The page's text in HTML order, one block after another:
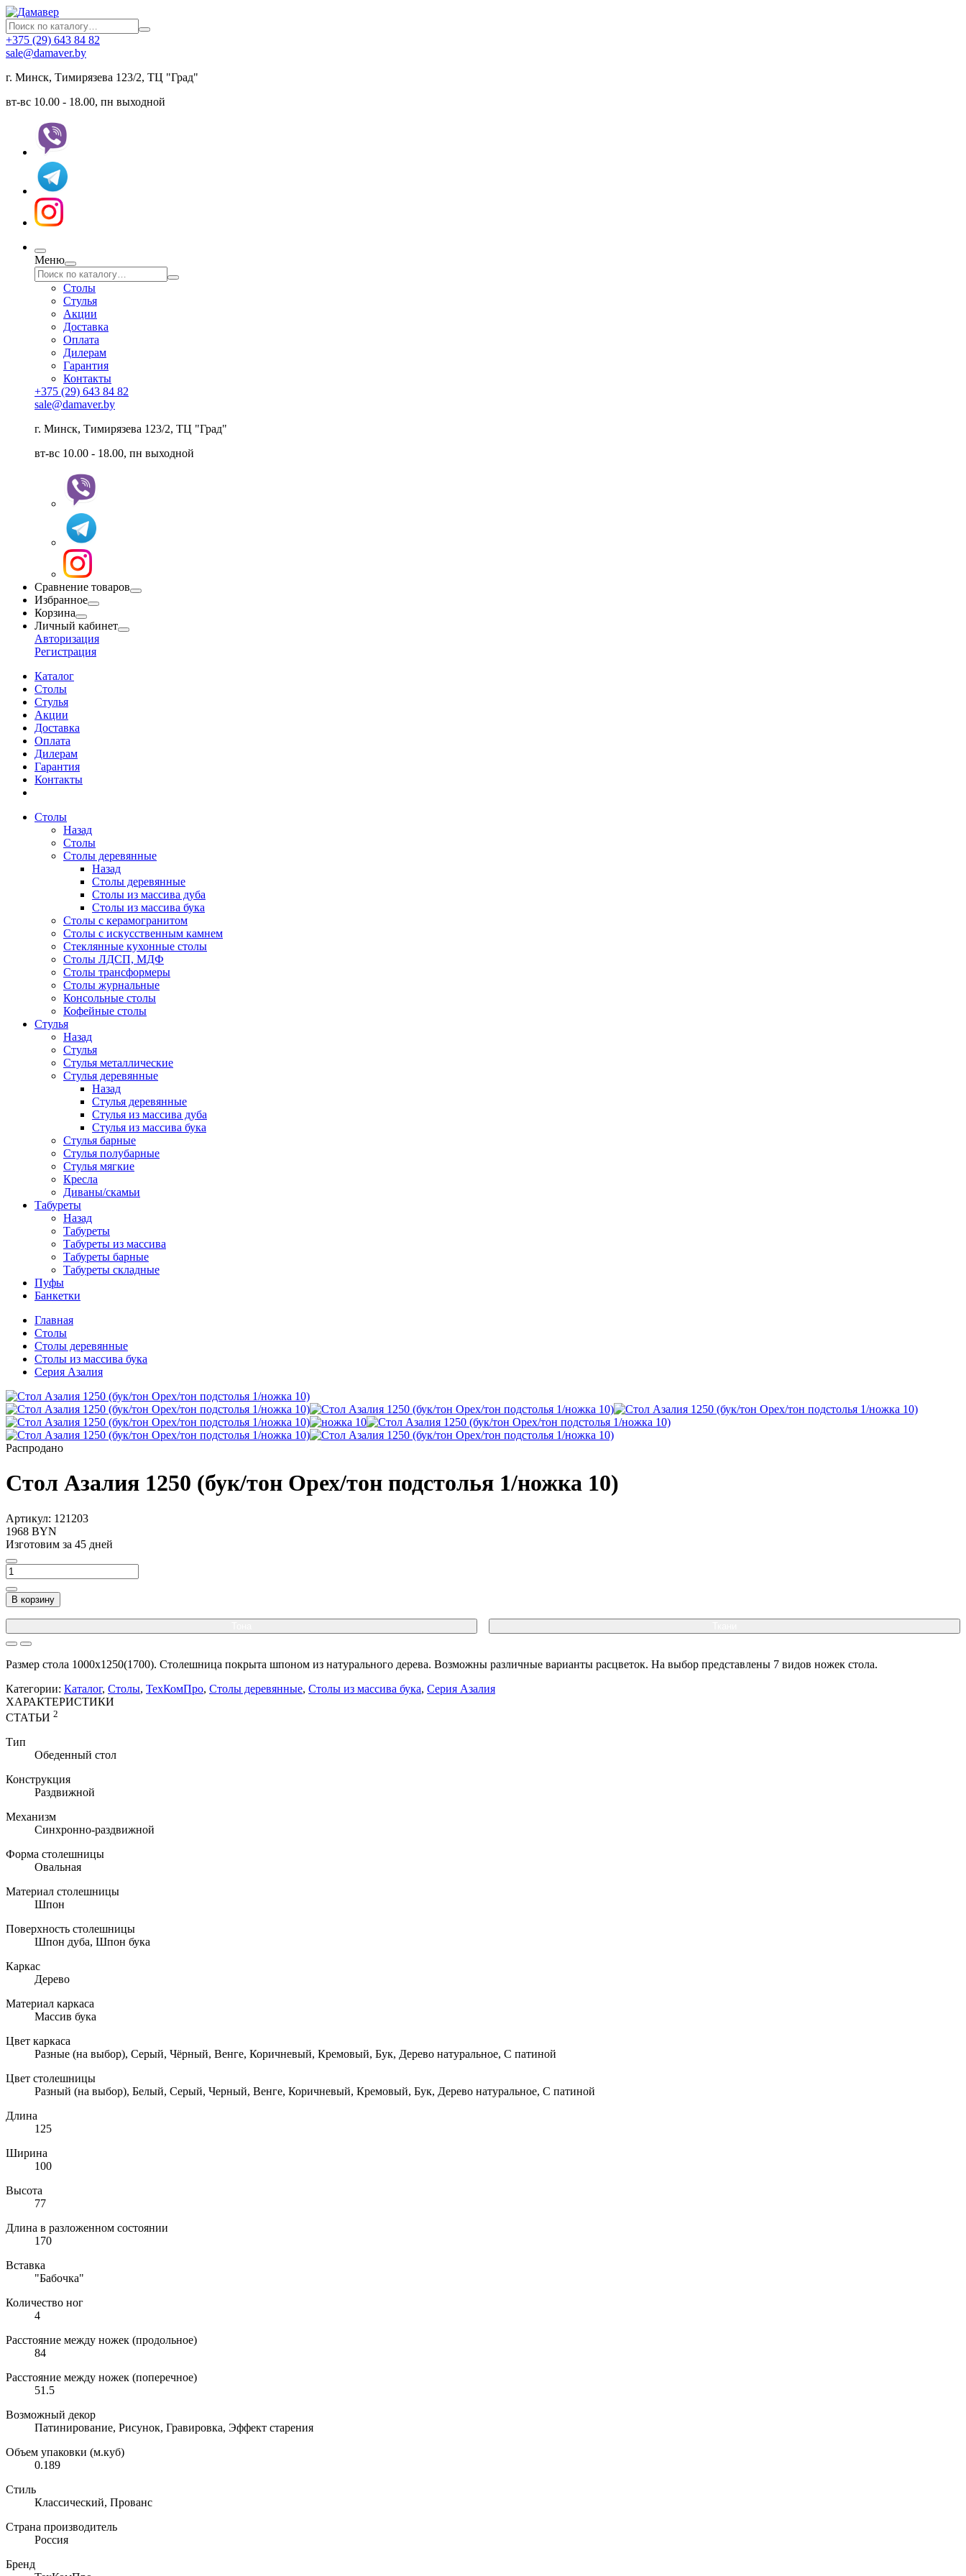
+375 (29) 643 84 82
sale@damaver.by
г. Минск, Тимирязева 123/2, ТЦ "Град"
вт-вс 10.00 - 18.00, пн выходной
Меню
Столы
Стулья
Акции
Доставка
Оплата
Дилерам
Гарантия
Контакты
+375 (29) 643 84 82
sale@damaver.by
г. Минск, Тимирязева 123/2, ТЦ "Град"
вт-вс 10.00 - 18.00, пн выходной
Сравнение товаров
Избранное
Корзина
Личный кабинет
Авторизация
Регистрация
Каталог
Столы
Стулья
Акции
Доставка
Оплата
Дилерам
Гарантия
Контакты
Столы
Назад
Столы
Столы деревянные
Назад
Столы деревянные
Столы из массива дуба
Столы из массива бука
Столы с керамогранитом
Столы с искусственным камнем
Стеклянные кухонные столы
Столы ЛДСП, МДФ
Столы трансформеры
Столы журнальные
Консольные столы
Кофейные столы
Стулья
Назад
Стулья
Стулья металлические
Стулья деревянные
Назад
Стулья деревянные
Стулья из массива дуба
Стулья из массива бука
Стулья барные
Стулья полубарные
Стулья мягкие
Кресла
Диваны/скамьи
Табуреты
Назад
Табуреты
Табуреты из массива
Табуреты барные
Табуреты складные
Пуфы
Банкетки
Главная
Столы
Столы деревянные
Столы из массива бука
Серия Азалия
Распродано
Стол Азалия 1250 (бук/тон Орех/тон подстолья 1/ножка 10)
Артикул: 121203
1968 BYN
Изготовим за 45 дней
В корзину
Размер стола 1000x1250(1700). Столешница покрыта шпоном из натурального дерева. Возможны различные варианты расцветок. На выбор представлены 7 видов ножек стола.
Категории: Каталог, Столы, ТехКомПро, Столы деревянные, Столы из массива бука, Серия Азалия
ХАРАКТЕРИСТИКИ
СТАТЬИ 2
Тип
Обеденный стол
Конструкция
Раздвижной
Механизм
Синхронно-раздвижной
Форма столешницы
Овальная
Материал столешницы
Шпон
Поверхность столешницы
Шпон дуба, Шпон бука
Каркас
Дерево
Материал каркаса
Массив бука
Цвет каркаса
Разные (на выбор), Серый, Чёрный, Венге, Коричневый, Кремовый, Бук, Дерево натуральное, С патиной
Цвет столешницы
Разный (на выбор), Белый, Серый, Черный, Венге, Коричневый, Кремовый, Бук, Дерево натуральное, С патиной
Длина
125
Ширина
100
Высота
77
Длина в разложенном состоянии
170
Вставка
"Бабочка"
Количество ног
4
Расстояние между ножек (продольное)
84
Расстояние между ножек (поперечное)
51.5
Возможный декор
Патинирование, Рисунок, Гравировка, Эффект старения
Объем упаковки (м.куб)
0.189
Стиль
Классический, Прованс
Страна производитель
Россия
Бренд